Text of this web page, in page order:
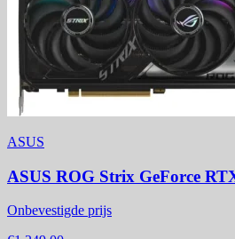
ASUS
ASUS ROG Strix GeForce
Onbevestigde prijs